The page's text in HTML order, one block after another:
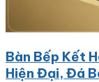
Bàn Bếp Kết
Hiện Đại, Đá